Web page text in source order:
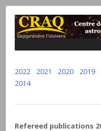
2022 2021 2020 2019
2014
Refereed publications